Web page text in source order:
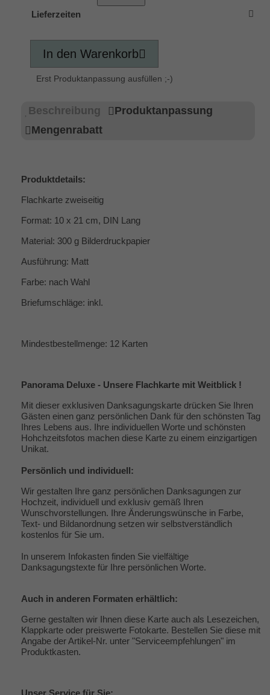
Lieferzeiten
In den Warenkorb
Erst Produktanpassung ausfüllen ;-)
Beschreibung
Produktanpassung
Mengenrabatt
Produktdetails:
Flachkarte zweiseitig
Format: 10 x 21 cm, DIN Lang
Material: 300 g Bilderdruckpapier
Ausführung: Matt
Farbe: nach Wahl
Briefumschläge: inkl.
Mindestbestellmenge: 12 Karten
Panorama Deluxe - Unsere Flachkarte mit Weitblick !
Mit dieser exklusiven Danksagungskarte drücken Sie Ihren
Gästen einen ganz persönlichen Dank für den schönsten Tag
Ihres Lebens aus. Ihre individuellen Worte und schönsten
Hohchzeitsfotos machen diese Karte zu einem einzigartigen
Unikat.
Persönlich und individuell:
Wir gestalten Ihre ganz persönlichen Danksagungen zur
Hochzeit, individuell und exklusiv gemäß Ihren
Wunschvorstellungen. Ihre Änderungswünsche in Farbe,
Text- und Bildanordnung setzen wir selbstverständlich
kostenlos für Sie um.
In unserem Infokasten finden Sie vielfältige
Danksagungstexte für Ihre persönlichen Worte.
Auch in anderen Formaten erhältlich:
Gerne gestalten wir Ihnen diese Karte auch als Lesezeichen,
Klappkarte oder preiswerte Fotokarte. Bestellen Sie diese mit
Angabe der Artikel-Nr. unter "Serviceempfehlungen" im
Produktkasten.
Unser Service für Sie: